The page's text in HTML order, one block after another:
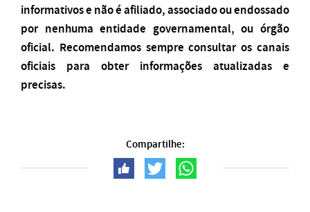
informativos e não é afiliado, associado ou endossado
por nenhuma entidade governamental, ou órgão
oficial. Recomendamos sempre consultar os canais
oficiais para obter informações atualizadas e
precisas.
Compartilhe: